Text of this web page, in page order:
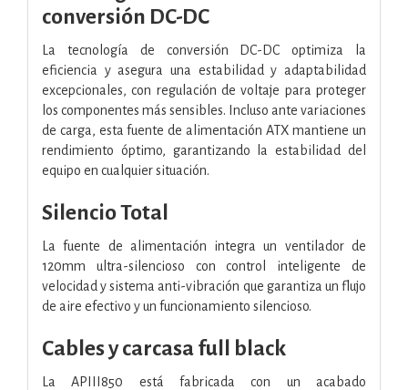
conversión DC-DC
La tecnología de conversión DC-DC optimiza la
eficiencia y asegura una estabilidad y adaptabilidad
excepcionales, con regulación de voltaje para proteger
los componentes más sensibles. Incluso ante variaciones
de carga, esta fuente de alimentación ATX mantiene un
rendimiento óptimo, garantizando la estabilidad del
equipo en cualquier situación.
Silencio Total
La fuente de alimentación integra un ventilador de
120mm ultra-silencioso con control inteligente de
velocidad y sistema anti-vibración que garantiza un flujo
de aire efectivo y un funcionamiento silencioso.
Cables y carcasa full black
La APIII850 está fabricada con un acabado